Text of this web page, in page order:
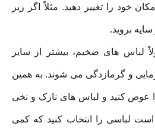
خود را تغییر دهید. مثلاً اگر زیر
بروید.
لباس های ضخیم، بیشتر از سایر
و گرمازدگی می شوند. به همین
عوض کنید و لباس های نازک و نخی
است لباسی را انتخاب کنید که کمی